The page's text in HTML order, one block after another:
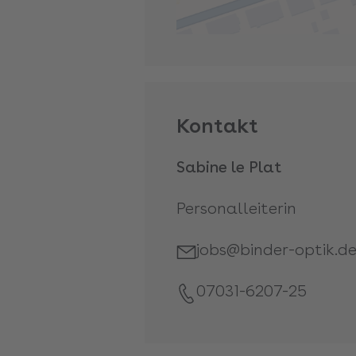
Kontakt
Sabine le Plat
Personalleiterin
jobs@binder-optik.de
07031-6207-25